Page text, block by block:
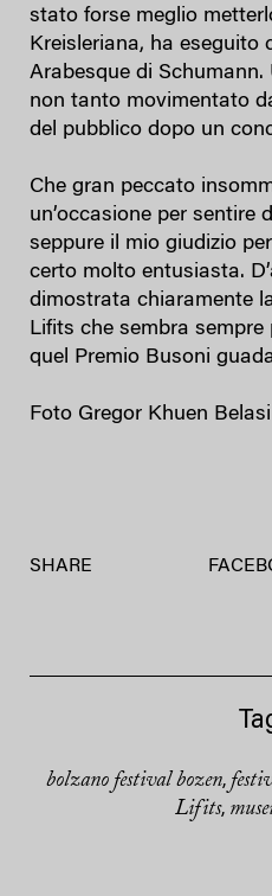
stato forse meglio
Kreisleriana, ha eseguito
Arabesque di
non tanto movimentato
del pubblico dopo un
Che gran peccato
un’occasione per sentire
seppure il mio giudizio
certo molto entusiasta.
dimostrata chiaramente
Lifits che sembra
quel Premio Busoni
Foto Gregor Khuen Belasi
SHARE
bolzano festival bozen,
Lifits,